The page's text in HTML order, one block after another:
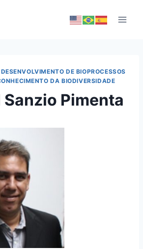
DE BIOPROCESSOS
DA BIODIVERSIDADE
Sanzio Pimenta